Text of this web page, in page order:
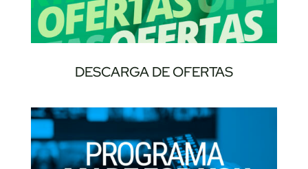
DESCARGA DE OFERTAS